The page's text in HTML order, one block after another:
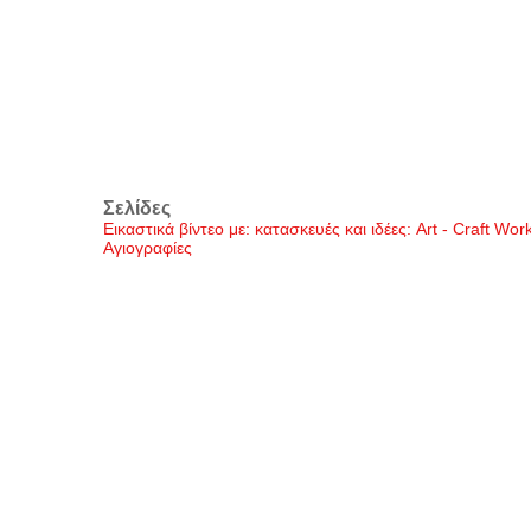
Σελίδες
Εικαστικά βίντεο με: κατασκευές και ιδέες: Art - Craft
Αγιογραφίες